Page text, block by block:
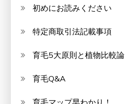
初めにお読みください
特定商取引法記載事項
育毛5大原則と植物比較論
育毛Q&A